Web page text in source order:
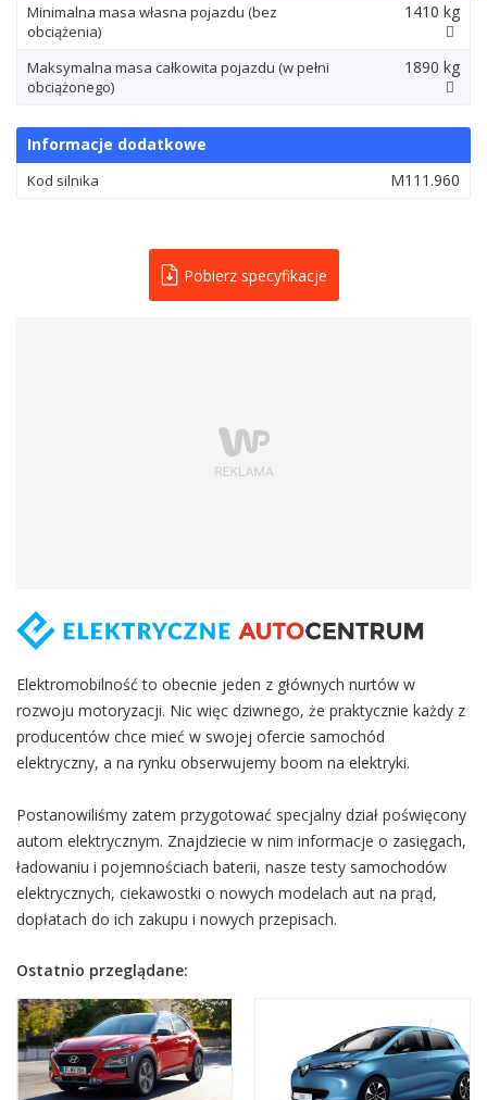
Minimalna masa własna pojazdu (bez
obciążenia)
1410 kg
Maksymalna masa całkowita pojazdu (w pełni
obciążonego)
1890 kg
Informacje dodatkowe
Kod silnika M111.960
Pobierz specyfikacje
Elektromobilność to obecnie jeden z głównych nurtów w
rozwoju motoryzacji. Nic więc dziwnego, że praktycznie każdy z
producentów chce mieć w swojej ofercie samochód
elektryczny, a na rynku obserwujemy boom na elektryki.
Postanowiliśmy zatem przygotować specjalny dział poświęcony
autom elektrycznym. Znajdziecie w nim informacje o zasięgach,
ładowaniu i pojemnościach baterii, nasze testy samochodów
elektrycznych, ciekawostki o nowych modelach aut na prąd,
dopłatach do ich zakupu i nowych przepisach.
Ostatnio przeglądane: